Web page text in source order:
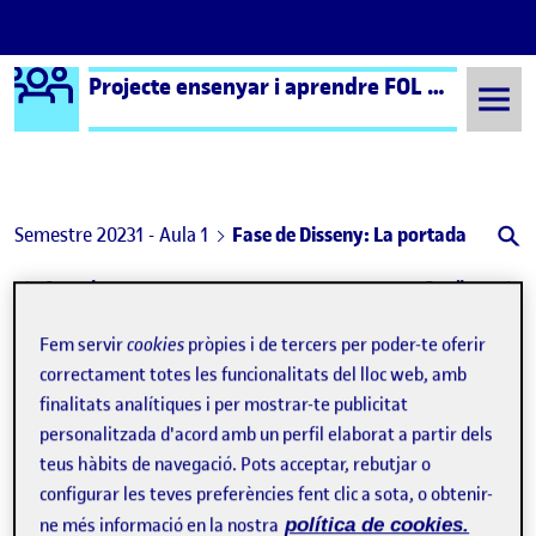
Saltar al contingut
Logo Ágora Projecte ensenyar i aprendre FOL – Aula 1
Semestre 20231 - Aula 1 Fase de Disseny: La portada
Navegació d'entrades
Anterior: Mecatrònica industrial? Següent:
Publicat perFase de Disseny: La portada
Manuel Pulido Ballesté
Visibilitat:
Públic -Data de publicació
3 Maig 2024 3 maig, 2024 11:38 pm
- 1 comentaria Fase de Disseny: La portada
En aquesta entrada vull reflexionar sobre un aspecte clau de
la nostra revista digital «Set de FOL»: la seva portada. La
Fem servircookies pròpies i de tercers per poder-te oferir
correctament totes les funcionalitats del lloc web, amb
finalitats analítiques i per mostrar-te publicitat
personalitzada d'acord amb un perfil elaborat a partir dels
teus hàbits de navegació. Pots acceptar, rebutjar o
configurar les teves preferències fent clic a sota, o obtenir-
ne més informació en la nostra política de cookies.